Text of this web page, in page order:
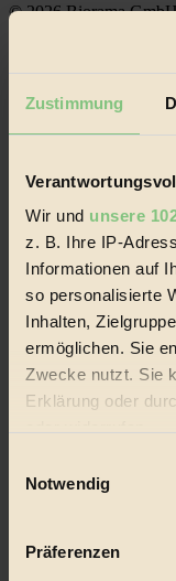
Zustimmung
Wir und unsere
z. B. Ihre IP-
Informationen auf
so personalisierte
Inhalten,
ermöglichen. Sie
Zwecke nutzt. Sie
Erklärung oder
Wenn Sie es
Ihr Gerät
Notwendig
Präferenzen
© 2026 Biorama
Datenschutz
Handels mit
alternativer Energien.
Social Media
22.601 Fans auf
Folge uns auf Instagram
Themen
Bio
#
Vegan